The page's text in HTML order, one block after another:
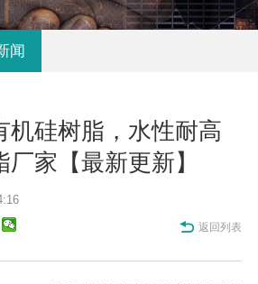
闻
机硅树脂，水性耐高
家【最新更新】
返回列表